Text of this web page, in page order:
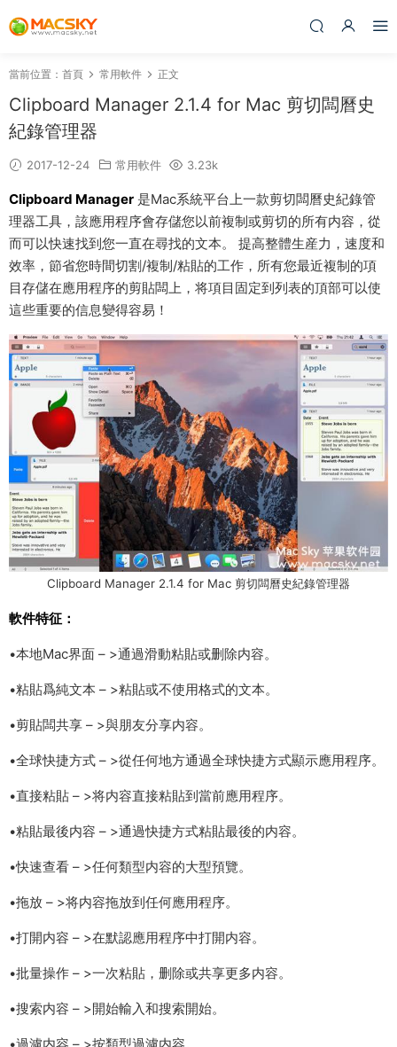
當前位置： 首頁 常用軟件 正文
Clipboard Manager 2.1.4 for Mac 剪切闆曆史
紀錄管理器
2017-12-24 常用軟件 3.23k
Clipboard Manager 是Mac系統平台上一款剪切闆曆史紀錄管
理器工具，該應用程序會存儲您以前複制或剪切的所有内容，從
而可以快速找到您一直在尋找的文本。 提高整體生産力，速度和
效率，節省您時間切割/複制/粘貼的工作，所有您最近複制的項
目存儲在應用程序的剪貼闆上，将項目固定到列表的頂部可以使
這些重要的信息變得容易！
Clipboard Manager 2.1.4 for Mac 剪切闆曆史紀錄管理器
軟件特征：
•本地Mac界面 – >通過滑動粘貼或删除内容。
•粘貼爲純文本 – >粘貼或不使用格式的文本。
•剪貼闆共享 – >與朋友分享内容。
•全球快捷方式 – >從任何地方通過全球快捷方式顯示應用程序。
•直接粘貼 – >将内容直接粘貼到當前應用程序。
•粘貼最後内容 – >通過快捷方式粘貼最後的内容。
•快速查看 – >任何類型内容的大型預覽。
•拖放 – >将内容拖放到任何應用程序。
•打開内容 – >在默認應用程序中打開内容。
•批量操作 – >一次粘貼，删除或共享更多内容。
•搜索内容 – >開始輸入和搜索開始。
•過濾内容 – >按類型過濾内容。